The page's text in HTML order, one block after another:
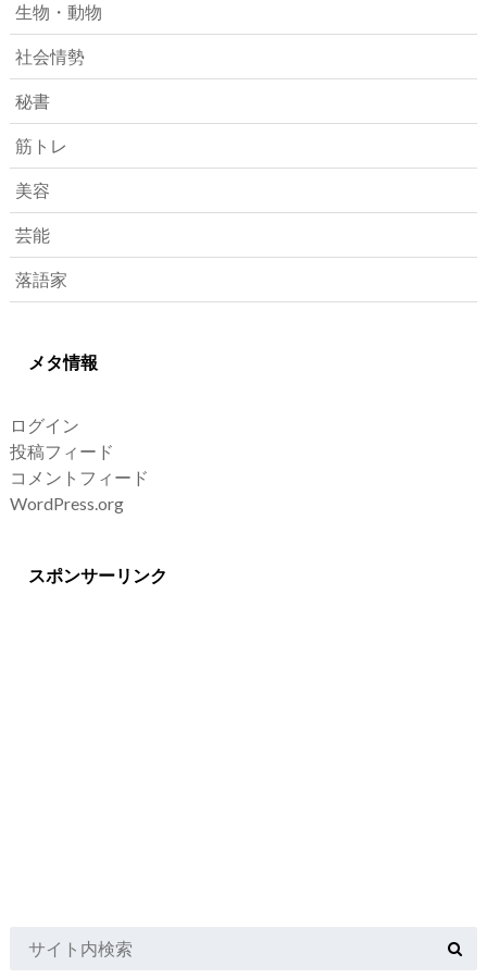
生物・動物
社会情勢
秘書
筋トレ
美容
芸能
落語家
メタ情報
ログイン
投稿フィード
コメントフィード
WordPress.org
スポンサーリンク